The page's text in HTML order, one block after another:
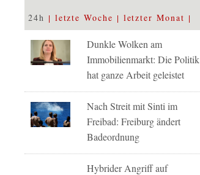
24h letzte Woche letzter Monat
Dunkle Wolken am
Immobilienmarkt: Die Politik
hat ganze Arbeit geleistet
Nach Streit mit Sinti im
Freibad: Freiburg ändert
Badeordnung
Hybrider Angriff auf